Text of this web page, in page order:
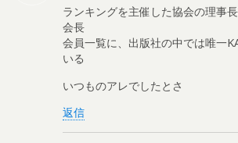
ランキングを主催した協会の理事
会長
会員一覧に、出版社の中では唯一
いる
いつものアレでしたとさ
返信